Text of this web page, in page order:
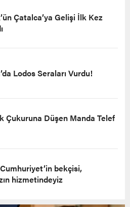
Çatalca’ya Gelişi İlk Kez
Lodos Seraları Vurdu!
Çukuruna Düşen Manda Telef
bekçisi,
hizmetindeyiz